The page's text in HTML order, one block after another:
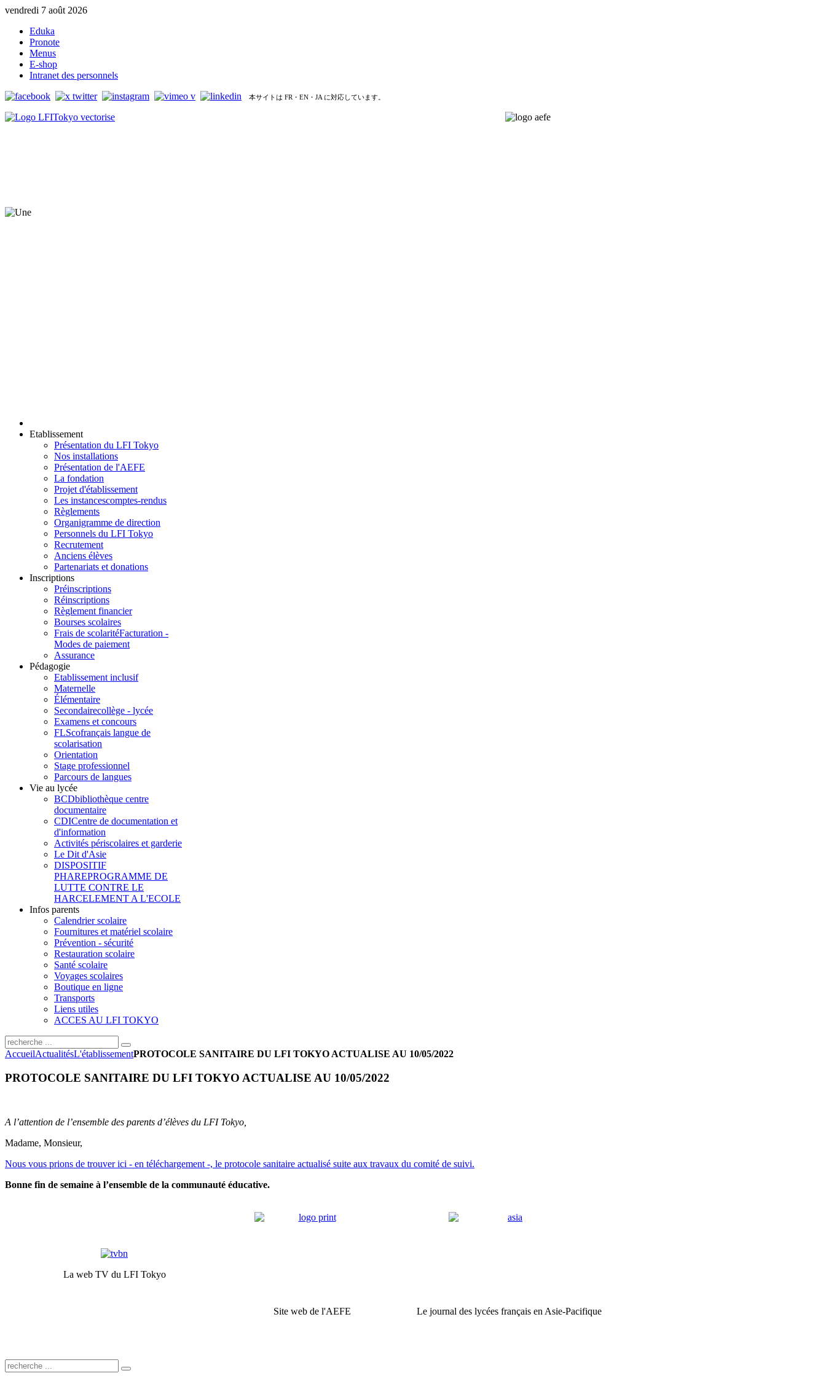
vendredi 7 août 2026
Eduka
Pronote
Menus
E-shop
Intranet des personnels
本サイトは FR・EN・JA に対応しています。
Etablissement
Présentation du LFI Tokyo
Nos installations
Présentation de l'AEFE
La fondation
Projet d'établissement
Les instancescomptes-rendus
Règlements
Organigramme de direction
Personnels du LFI Tokyo
Recrutement
Anciens élèves
Partenariats et donations
Inscriptions
Préinscriptions
Réinscriptions
Règlement financier
Bourses scolaires
Frais de scolaritéFacturation -
Modes de paiement
Assurance
Pédagogie
Etablissement inclusif
Maternelle
Élémentaire
Secondairecollège - lycée
Examens et concours
FLScofrançais langue de
scolarisation
Orientation
Stage professionnel
Parcours de langues
Vie au lycée
BCDbibliothèque centre
documentaire
CDICentre de documentation et
d'information
Activités périscolaires et garderie
Le Dit d'Asie
DISPOSITIF
PHAREPROGRAMME DE
LUTTE CONTRE LE
HARCELEMENT A L'ECOLE
Infos parents
Calendrier scolaire
Fournitures et matériel scolaire
Prévention - sécurité
Restauration scolaire
Santé scolaire
Voyages scolaires
Boutique en ligne
Transports
Liens utiles
ACCES AU LFI TOKYO
AccueilActualitésL'établissementPROTOCOLE SANITAIRE DU LFI TOKYO ACTUALISE AU 10/05/2022
PROTOCOLE SANITAIRE DU LFI TOKYO ACTUALISE AU 10/05/2022
A l’attention de l’ensemble des parents d’élèves du LFI Tokyo,
Madame, Monsieur,
Nous vous prions de trouver ici - en téléchargement -, le protocole sanitaire actualisé suite aux travaux du comité de suivi.
Bonne fin de semaine à l’ensemble de la communauté éducative.
La web TV du LFI Tokyo
Site web de l'AEFE Le journal des lycées français en Asie-Pacifique